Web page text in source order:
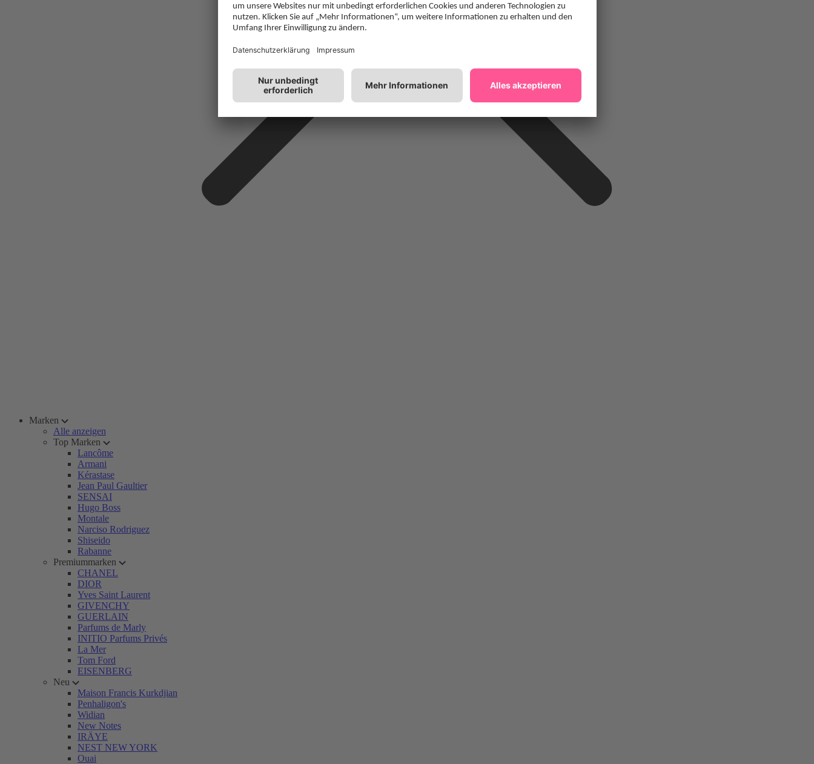
Marken
Alle anzeigen
Top Marken
Lancôme
Armani
Kérastase
Jean Paul Gaultier
SENSAI
Hugo Boss
Montale
Narciso Rodriguez
Shiseido
Rabanne
Premiummarken
CHANEL
DIOR
Yves Saint Laurent
GIVENCHY
GUERLAIN
Parfums de Marly
INITIO Parfums Privés
La Mer
Tom Ford
EISENBERG
Neu
Maison Francis Kurkdjian
Penhaligon's
Widian
New Notes
IRÄYE
NEST NEW YORK
Ouai